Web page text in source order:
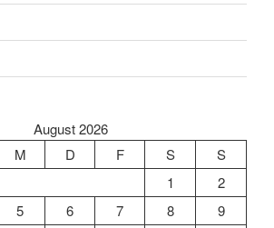
August 2026
M D F S
S
1
2
5 6 7 8
9